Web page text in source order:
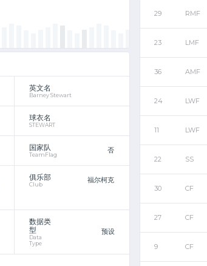
英文名
Barney Stewart
球衣名
STEWART
国家队
TeamFlag
否
俱乐部
Club
福尔柯克
数据类
型
Data
Type
预设
29 RMF
23 LMF
36 AMF
24 LWF
11 LWF
22 SS
30 CF
27 CF
9 CF